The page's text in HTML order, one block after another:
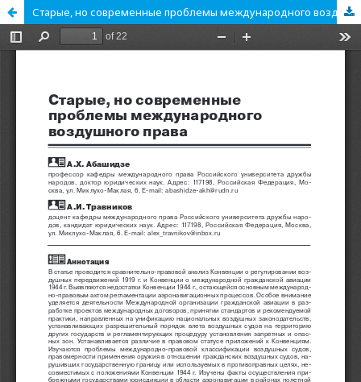
Старые, но современные проблемы международного воздушного права